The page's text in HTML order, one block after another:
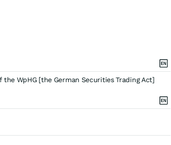
the WpHG [the German Securities Trading Act]